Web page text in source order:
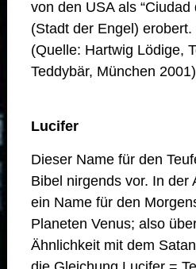
von den USA als
(Stadt der Engel) erobert.
(Quelle: Hartwig Lödige,
Teddybär, München 2001)
Lucifer
Dieser Name für den
Bibel nirgends vor. In der
ein Name für den
Planeten Venus; also
Ähnlichkeit mit dem